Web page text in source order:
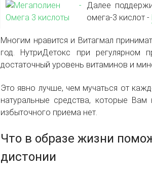
Далее
омега-3 кислот -
Многим нравится и Витагмал
год. НутриДетокс при регулярном
достаточный уровень витаминов и
Это явно лучше, чем мучаться от
натуральные средства, которые
избыточного приема нет.
Что в образе жизни
дистонии